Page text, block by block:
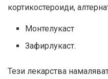
кортикостероиди,
Монтелукаст
Зафирлукаст.
Тези лекарства